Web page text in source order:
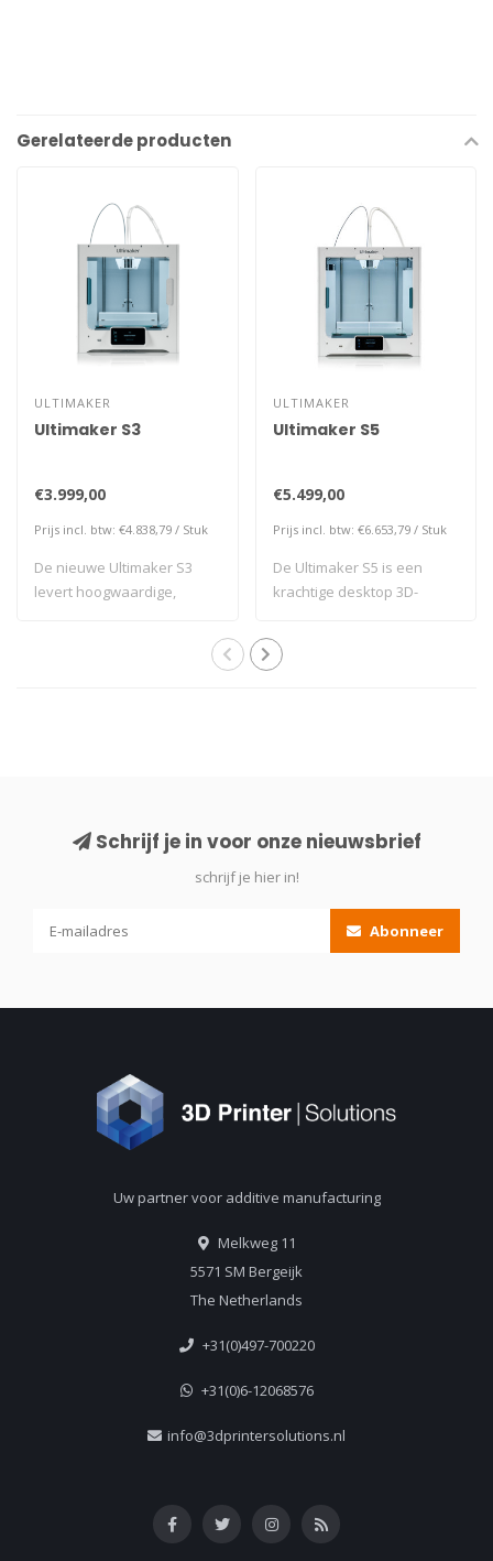
Gerelateerde producten
ULTIMAKER
Ultimaker S3
€3.999,00
Prijs incl. btw: €4.838,79 / Stuk
De nieuwe Ultimaker S3
levert hoogwaardige,
ULTIMAKER
Ultimaker S5
€5.499,00
Prijs incl. btw: €6.653,79 / Stuk
De Ultimaker S5 is een
krachtige desktop 3D-
Schrijf je in voor onze nieuwsbrief
schrijf je hier in!
Abonneer
Uw partner voor additive manufacturing
Melkweg 11
5571 SM Bergeijk
The Netherlands
+31(0)497-700220
+31(0)6-12068576
info@3dprintersolutions.nl